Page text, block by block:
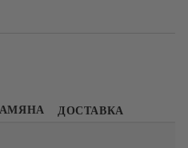
ДОСТАВКА